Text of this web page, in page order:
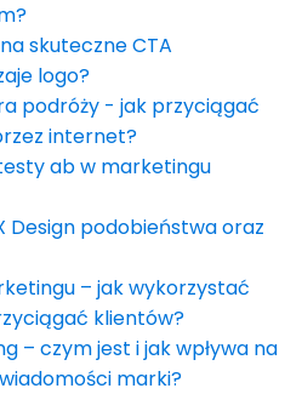
skuteczne CTA
logo?
podróży - jak przyciągać
internet?
ab w marketingu
Design podobieństwa oraz
– jak wykorzystać
klientów?
– czym jest i jak wpływa na
marki?